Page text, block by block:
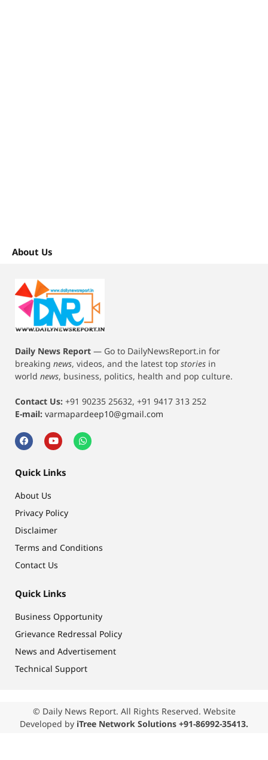
About Us
Daily News Report — Go to DailyNewsReport.in for
breaking news, videos, and the latest top stories in
world news, business, politics, health and pop culture.
Contact Us: +91 90235 25632, +91 9417 313 252
E-mail: varmapardeep10@gmail.com
Quick Links
About Us
Privacy Policy
Disclaimer
Terms and Conditions
Contact Us
Quick Links
Business Opportunity
Grievance Redressal Policy
News and Advertisement
Technical Support
© Daily News Report. All Rights Reserved. Website
Developed by iTree Network Solutions +91-86992-35413.